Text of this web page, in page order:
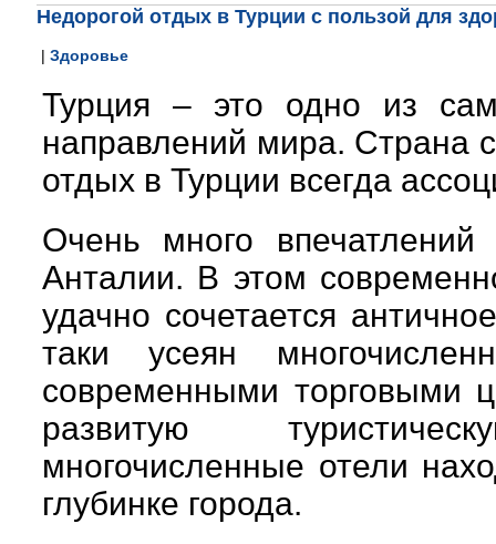
Недорогой отдых в Турции с пользой для
| Здоровье
Турция – это одно из
направлений мира. Страна
отдых в Турции всегда
Очень много
Анталии. В этом
удачно сочетается
таки усеян
современными торговыми
развитую
многочисленные отели
глубинке города.